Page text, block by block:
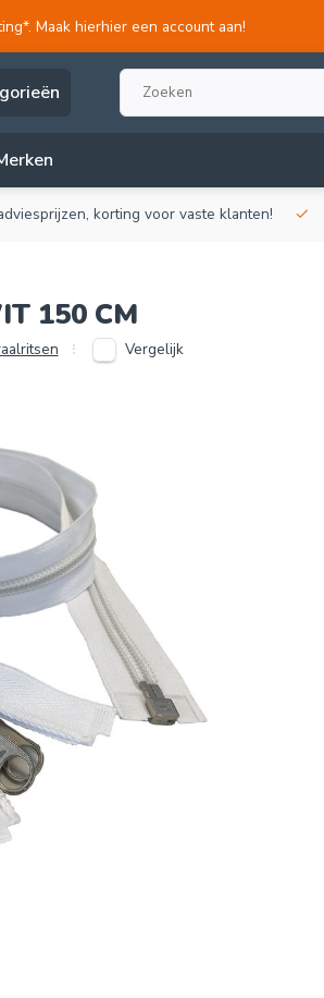
Maak hierhier een account aan!
korting voor vaste klanten!
150 CM
Vergelijk